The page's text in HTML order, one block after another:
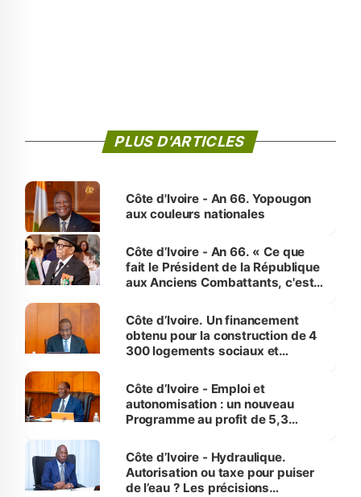
PLUS D'ARTICLES
Côte d'Ivoire - An 66. Yopougon
aux couleurs nationales
Côte d’Ivoire - An 66. « Ce que
fait le Président de la République
aux Anciens Combattants, c'est
Côte d’Ivoire. Un financement
obtenu pour la construction de 4
300 logements sociaux et
et Yamoussoukro
Côte d’Ivoire - Emploi et
autonomisation : un nouveau
Programme au profit de 5,3
Côte d’Ivoire - Hydraulique.
Autorisation ou taxe pour puiser
de l’eau ? Les précisions